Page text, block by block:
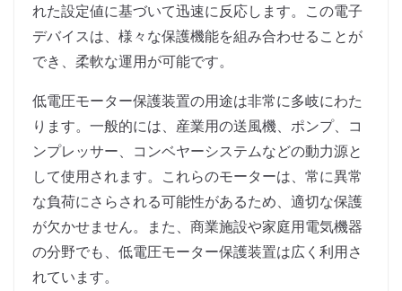
れた設定値に基づいて迅速に反応します。この電子
デバイスは、様々な保護機能を組み合わせることが
でき、柔軟な運用が可能です。
低電圧モーター保護装置の用途は非常に多岐にわた
ります。一般的には、産業用の送風機、ポンプ、コ
ンプレッサー、コンベヤーシステムなどの動力源と
して使用されます。これらのモーターは、常に異常
な負荷にさらされる可能性があるため、適切な保護
が欠かせません。また、商業施設や家庭用電気機器
の分野でも、低電圧モーター保護装置は広く利用さ
れています。